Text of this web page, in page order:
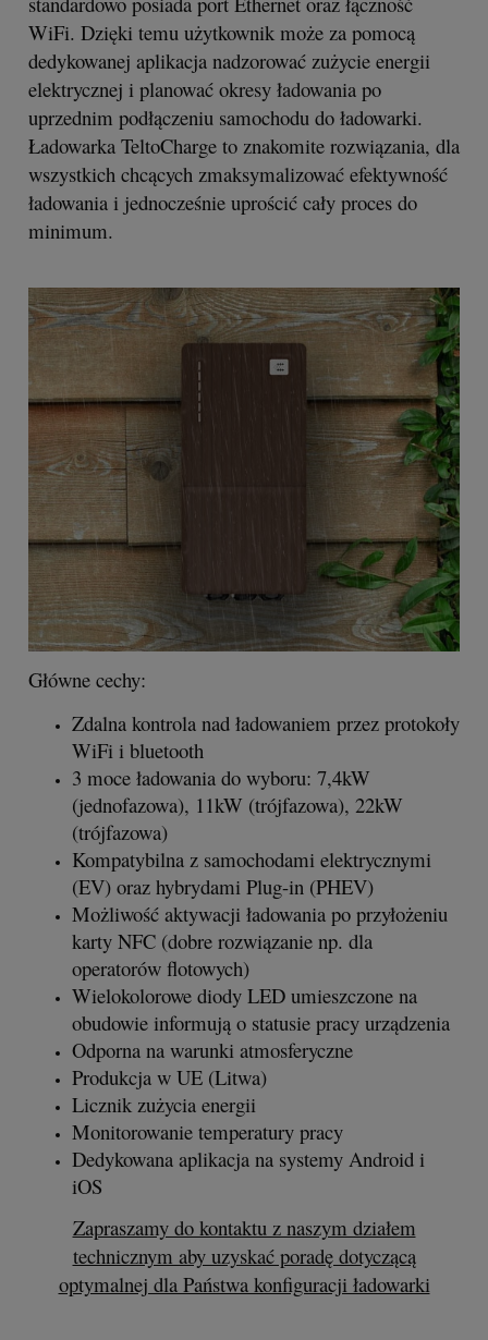
WiFi. Dzięki temu użytkownik może za pomocą
dedykowanej aplikacja nadzorować zużycie energii
elektrycznej i planować okresy ładowania po
uprzednim podłączeniu samochodu do ładowarki.
Ładowarka TeltoCharge to znakomite rozwiązania, dla
wszystkich chcących zmaksymalizować efektywność
ładowania i jednocześnie uprościć cały proces do
minimum.
Główne cechy:
Zdalna kontrola nad ładowaniem przez protokoły
WiFi i bluetooth
3 moce ładowania do wyboru: 7,4kW
(jednofazowa), 11kW (trójfazowa), 22kW
(trójfazowa)
Kompatybilna z samochodami elektrycznymi
(EV) oraz hybrydami Plug-in (PHEV)
Możliwość aktywacji ładowania po przyłożeniu
karty NFC (dobre rozwiązanie np. dla
operatorów flotowych)
Wielokolorowe diody LED umieszczone na
obudowie informują o statusie pracy urządzenia
Odporna na warunki atmosferyczne
Produkcja w UE (Litwa)
Licznik zużycia energii
Monitorowanie temperatury pracy
Dedykowana aplikacja na systemy Android i
iOS
Zapraszamy do kontaktu z naszym działem
technicznym aby uzyskać poradę dotyczącą
optymalnej dla Państwa konfiguracji ładowarki